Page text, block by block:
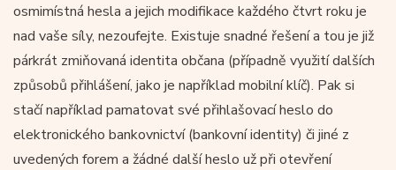
osmimístná hesla a jejich modifikace každého čtvrt roku je
nad vaše síly, nezoufejte. Existuje snadné řešení a tou je již
párkrát zmiňovaná identita občana (případně využití dalších
způsobů přihlášení, jako je například mobilní klíč). Pak si
stačí například pamatovat své přihlašovací heslo do
elektronického bankovnictví (bankovní identity) či jiné z
uvedených forem a žádné další heslo už při otevření